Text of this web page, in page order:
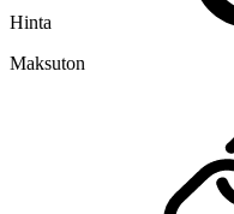
Hinta
Maksuton